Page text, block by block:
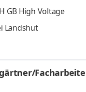
GB High Voltage
Landshut